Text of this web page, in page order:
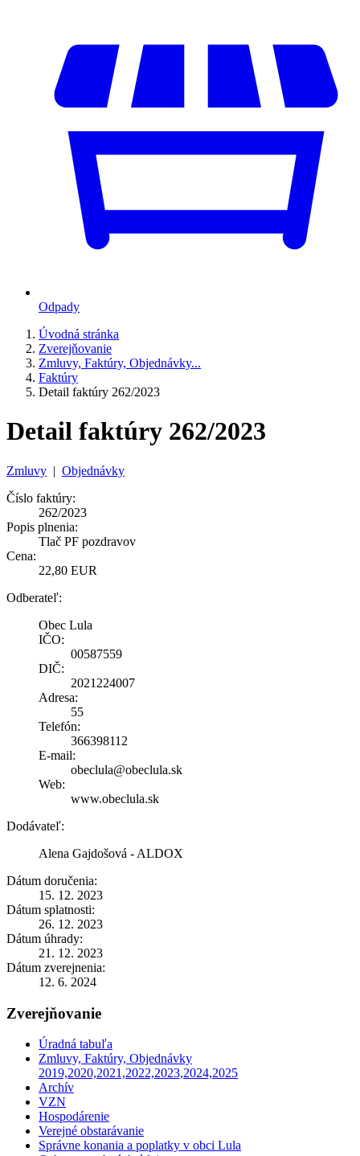
Odpady
Úvodná stránka
Zverejňovanie
Zmluvy, Faktúry, Objednávky...
Faktúry
Detail faktúry 262/2023
Detail faktúry 262/2023
Zmluvy | Objednávky
Číslo faktúry:
262/2023
Popis plnenia:
Tlač PF pozdravov
Cena:
22,80 EUR
Odberateľ:
Obec Lula
IČO:
00587559
DIČ:
2021224007
Adresa:
55
Telefón:
366398112
E-mail:
obeclula@obeclula.sk
Web:
www.obeclula.sk
Dodávateľ:
Alena Gajdošová - ALDOX
Dátum doručenia:
15. 12. 2023
Dátum splatnosti:
26. 12. 2023
Dátum úhrady:
21. 12. 2023
Dátum zverejnenia:
12. 6. 2024
Zverejňovanie
Úradná tabuľa
Zmluvy, Faktúry, Objednávky
2019,2020,2021,2022,2023,2024,2025
Archív
VZN
Hospodárenie
Verejné obstarávanie
Správne konania a poplatky v obci Lula